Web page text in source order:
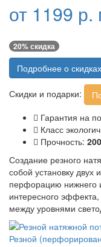
от 1199 р.
20% скидка
Подробнее о скидках
Скидки и подарки:
Гарантия на
Класс
Прочность:
Создание резного
собой установку двух
перфорацию нижнего
интересного
между уровнями
Резной